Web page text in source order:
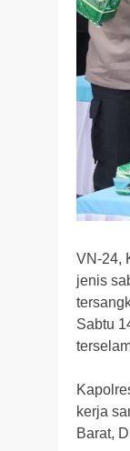
VN-24,
jenis
Sabtu
kerja
Barat,